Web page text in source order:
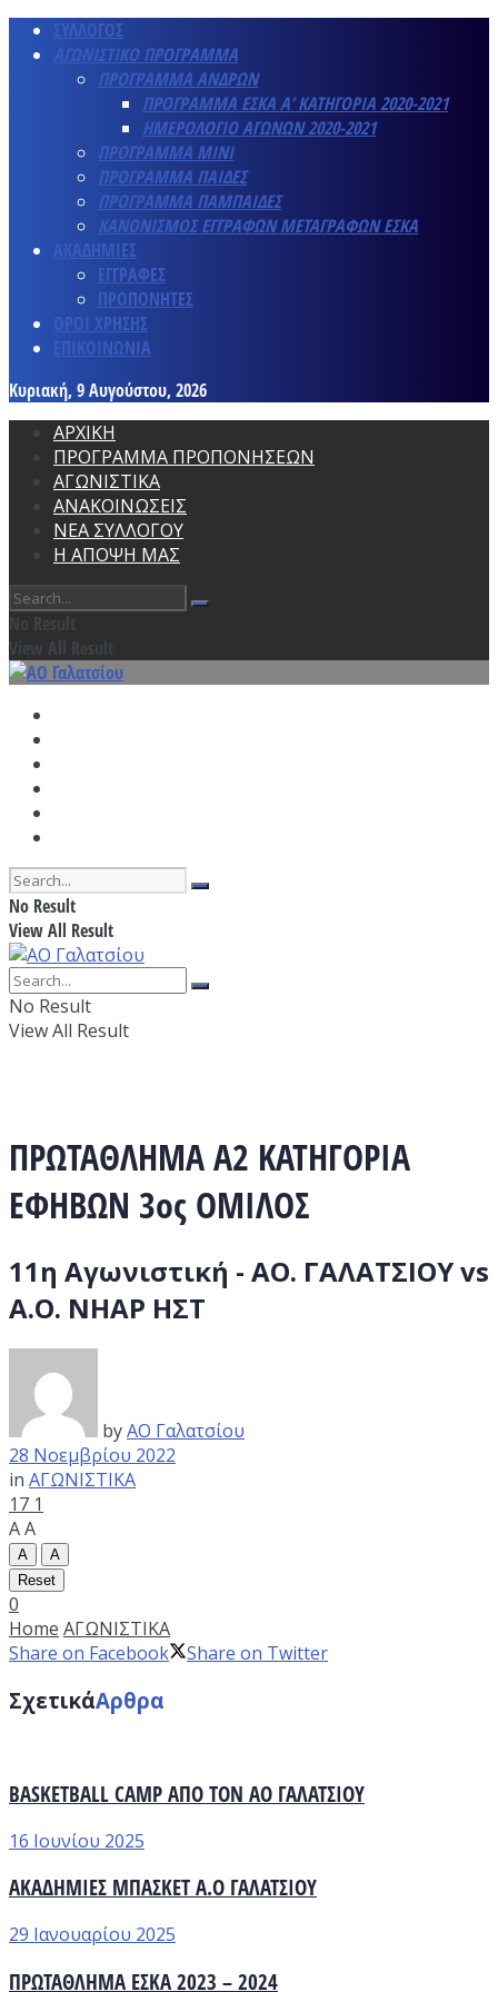
ΣΥΛΛΟΓΟΣ
ΑΓΩΝΙΣΤΙΚΟ ΠΡΟΓΡΑΜΜΑ
ΠΡΟΓΡΑΜΜΑ ΑΝΔΡΩΝ
ΠΡΟΓΡΑΜΜΑ ΕΣΚΑ Α’ ΚΑΤΗΓΟΡΙΑ 2020-2021
ΗΜΕΡΟΛΟΓΙΟ ΑΓΩΝΩΝ 2020-2021
ΠΡΟΓΡΑΜΜΑ ΜΙΝΙ
ΠΡΟΓΡΑΜΜΑ ΠΑΙΔΕΣ
ΠΡΟΓΡΑΜΜΑ ΠΑΜΠΑΙΔΕΣ
ΚΑΝΟΝΙΣΜΟΣ ΕΓΓΡΑΦΩΝ ΜΕΤΑΓΡΑΦΩΝ ΕΣΚΑ
ΑΚΑΔΗΜΙΕΣ
ΕΓΓΡΑΦΕΣ
ΠΡΟΠΟΝΗΤΕΣ
ΟΡΟΙ ΧΡΗΣΗΣ
ΕΠΙΚΟΙΝΩΝΙΑ
Κυριακή, 9 Αυγούστου, 2026
ΑΡΧΙΚΗ
ΠΡΟΓΡΑΜΜΑ ΠΡΟΠΟΝΗΣΕΩΝ
ΑΓΩΝΙΣΤΙΚΑ
ΑΝΑΚΟΙΝΩΣΕΙΣ
ΝΕΑ ΣΥΛΛΟΓΟΥ
Η ΑΠΟΨΗ ΜΑΣ
No Result
View All Result
No Result
View All Result
No Result
View All Result
ΠΡΩΤΑΘΛΗΜΑ Α2 ΚΑΤΗΓΟΡΙΑ
ΕΦΗΒΩΝ 3ος ΟΜΙΛΟΣ
11η Αγωνιστική - ΑΟ. ΓΑΛΑΤΣΙΟΥ vs
Α.Ο. ΝΗΑΡ ΗΣΤ
byΑΟ Γαλατσίου
28 Νοεμβρίου 2022
in ΑΓΩΝΙΣΤΙΚΑ
17 1
AA
A
A
Reset
0
Home ΑΓΩΝΙΣΤΙΚΑ
Share on Facebook
Share on Twitter
ΣχετικάΑρθρα
BASKETBALL CAMP ΑΠΟ ΤΟΝ ΑΟ ΓΑΛΑΤΣΙΟΥ
16 Ιουνίου 2025
ΑΚΑΔΗΜΙΕΣ ΜΠΑΣΚΕΤ Α.Ο ΓΑΛΑΤΣΙΟΥ
29 Ιανουαρίου 2025
ΠΡΩΤΑΘΛΗΜΑ ΕΣΚΑ 2023 – 2024